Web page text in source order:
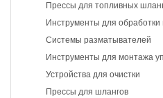
Прессы для топливных
Инструменты для обработки
Системы разматывателей
Инструменты для монтажа
Устройства для очистки
Прессы для шлангов